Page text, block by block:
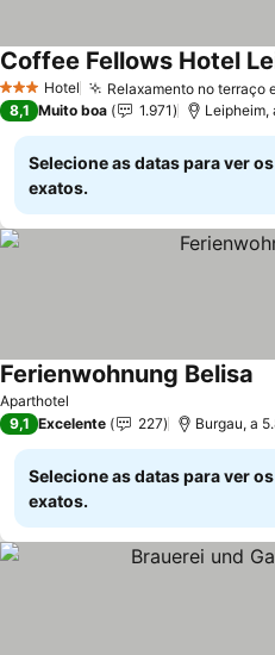
3 EstrelasHotel Relaxamento no terraço
Coffee Fellows Hotel
8,1 Muito boa 1.971 Leipheim,
Selecione as datas para ver
exatos.
Aparthotel
Ferienwohnung Belisa
9,1 Excelente 227 Burgau, a
Selecione as datas para ver
exatos.